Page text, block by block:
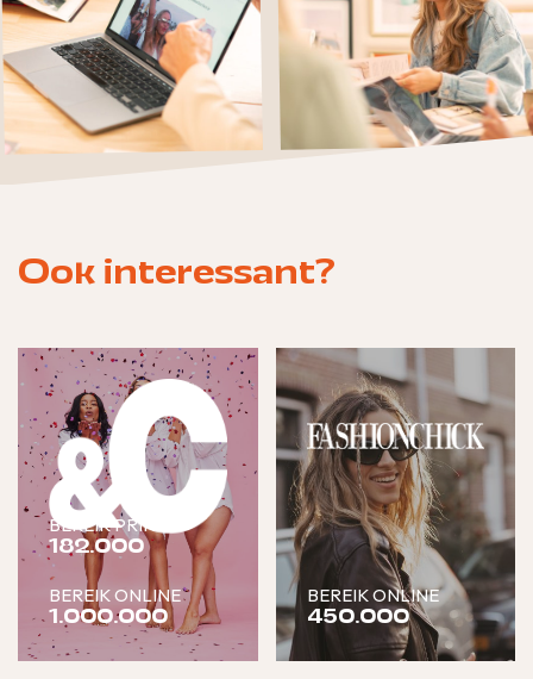
Ook interessant?
BEREIK PRINT
182.000
BEREIK ONLINE
1.000.000
BEREIK ONLINE
450.000